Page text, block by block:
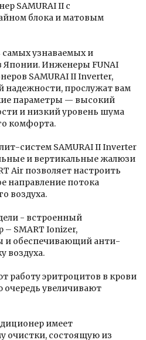
SAMURAI II с
блока и матовым
узнаваемых и
Японии. Инженеры FUNAI
SAMURAI II Inverter,
надежности, прослужат вам
параметры — высокий
и низкий уровень шума
комфорта.
систем SAMURAI II Inverter
и вертикальные жалюзи
Air позволяет настроить
направление потока
воздуха.
- встроенный
SMART Ionizer,
и обеспечивающий анти-
воздуха.
работу эритроцитов в крови
очередь увеличивают
имеет
очистки, состоящую из